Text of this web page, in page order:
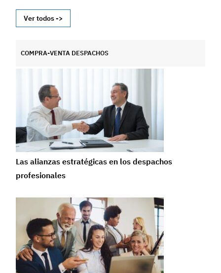
Ver todos ->
COMPRA-VENTA DESPACHOS
Las alianzas estratégicas en los despachos
profesionales